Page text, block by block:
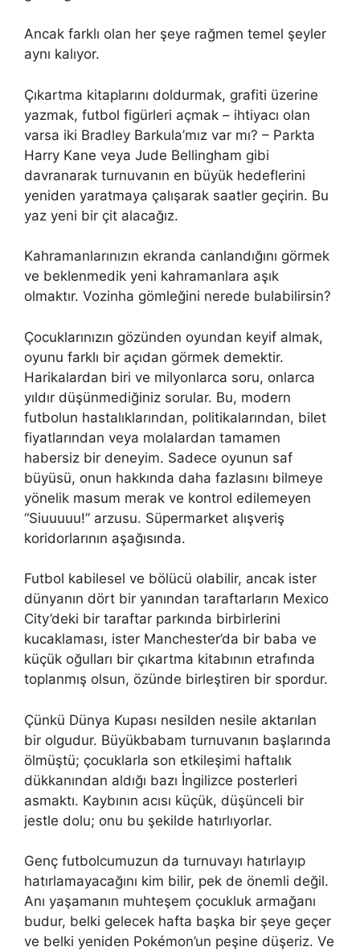
Ancak farklı olan her şeye rağmen temel şeyler
aynı kalıyor.
Çıkartma kitaplarını doldurmak, grafiti üzerine
yazmak, futbol figürleri açmak – ihtiyacı olan
varsa iki Bradley Barkula’mız var mı? – Parkta
Harry Kane veya Jude Bellingham gibi
davranarak turnuvanın en büyük hedeflerini
yeniden yaratmaya çalışarak saatler geçirin. Bu
yaz yeni bir çit alacağız.
Kahramanlarınızın ekranda canlandığını görmek
ve beklenmedik yeni kahramanlara aşık
olmaktır. Vozinha gömleğini nerede bulabilirsin?
Çocuklarınızın gözünden oyundan keyif almak,
oyunu farklı bir açıdan görmek demektir.
Harikalardan biri ve milyonlarca soru, onlarca
yıldır düşünmediğiniz sorular. Bu, modern
futbolun hastalıklarından, politikalarından, bilet
fiyatlarından veya molalardan tamamen
habersiz bir deneyim. Sadece oyunun saf
büyüsü, onun hakkında daha fazlasını bilmeye
yönelik masum merak ve kontrol edilemeyen
“Siuuuuu!” arzusu. Süpermarket alışveriş
koridorlarının aşağısında.
Futbol kabilesel ve bölücü olabilir, ancak ister
dünyanın dört bir yanından taraftarların Mexico
City’deki bir taraftar parkında birbirlerini
kucaklaması, ister Manchester’da bir baba ve
küçük oğulları bir çıkartma kitabının etrafında
toplanmış olsun, özünde birleştiren bir spordur.
Çünkü Dünya Kupası nesilden nesile aktarılan
bir olgudur. Büyükbabam turnuvanın başlarında
ölmüştü; çocuklarla son etkileşimi haftalık
dükkanından aldığı bazı İngilizce posterleri
asmaktı. Kaybının acısı küçük, düşünceli bir
jestle dolu; onu bu şekilde hatırlıyorlar.
Genç futbolcumuzun da turnuvayı hatırlayıp
hatırlamayacağını kim bilir, pek de önemli değil.
Anı yaşamanın muhteşem çocukluk armağanı
budur, belki gelecek hafta başka bir şeye geçer
ve belki yeniden Pokémon’un peşine düşeriz. Ve